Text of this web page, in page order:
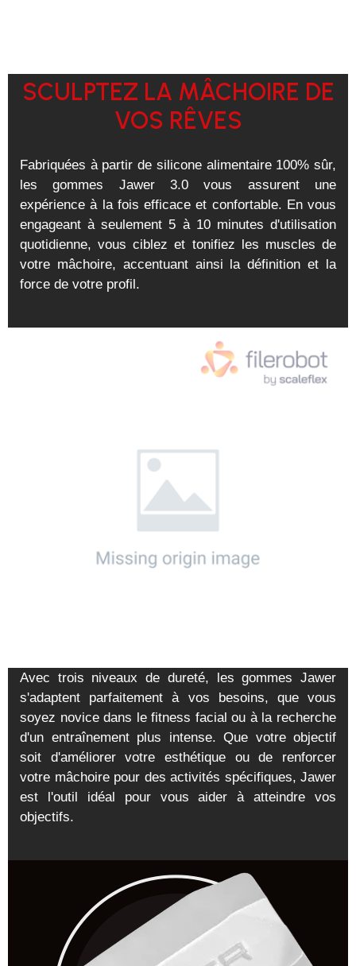
SCULPTEZ LA MÂCHOIRE DE
VOS RÊVES
Fabriquées à partir de silicone alimentaire 100% sûr,
les gommes Jawer 3.0 vous assurent une
expérience à la fois efficace et confortable. En vous
engageant à seulement 5 à 10 minutes d'utilisation
quotidienne, vous ciblez et tonifiez les muscles de
votre mâchoire, accentuant ainsi la définition et la
force de votre profil.
Avec trois niveaux de dureté, les gommes Jawer
s'adaptent parfaitement à vos besoins, que vous
soyez novice dans le fitness facial ou à la recherche
d'un entraînement plus intense. Que votre objectif
soit d'améliorer votre esthétique ou de renforcer
votre mâchoire pour des activités spécifiques, Jawer
est l'outil idéal pour vous aider à atteindre vos
objectifs.